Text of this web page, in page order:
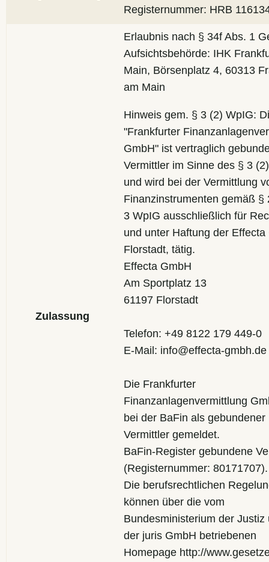
Registernummer: HRB
Zulassung
Erlaubnis nach § 34f Abs. 1
Aufsichtsbehörde: IHK
Main, Börsenplatz 4, 60313
am Main
Hinweis gem. § 3 (2) WpIG:
"Frankfurter
GmbH" ist vertraglich
Vermittler im Sinne des § 3
und wird bei der Vermittlung
Finanzinstrumenten gemäß §
3 WpIG ausschließlich für
und unter Haftung der Effecta
Florstadt, tätig.
Effecta GmbH
Am Sportplatz 13
61197 Florstadt
Telefon: +49 8122 179 449-0
E-Mail: info@effecta-gmbh.de
Die Frankfurter
Finanzanlagenvermittlung
bei der BaFin als gebundener
Vermittler gemeldet.
BaFin-Register gebundene
(Registernummer: 80171707).
Die berufsrechtlichen
können über die vom
Bundesministerium der Justiz
der juris GmbH betriebenen
Homepage http://